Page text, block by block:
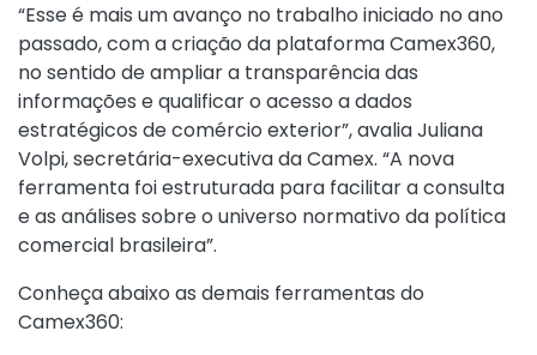
“Esse é mais um avanço no trabalho iniciado no ano
passado, com a criação da plataforma Camex360,
no sentido de ampliar a transparência das
informações e qualificar o acesso a dados
estratégicos de comércio exterior”, avalia Juliana
Volpi, secretária-executiva da Camex. “A nova
ferramenta foi estruturada para facilitar a consulta
e as análises sobre o universo normativo da política
comercial brasileira”.
Conheça abaixo as demais ferramentas do
Camex360: